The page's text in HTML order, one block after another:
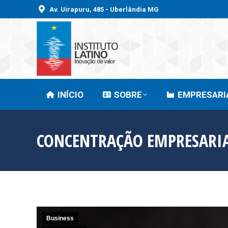
Av. Uirapuru, 485 - Uberlândia MG
INÍCIO SOBRE
CONCENTRAÇÃO
Business